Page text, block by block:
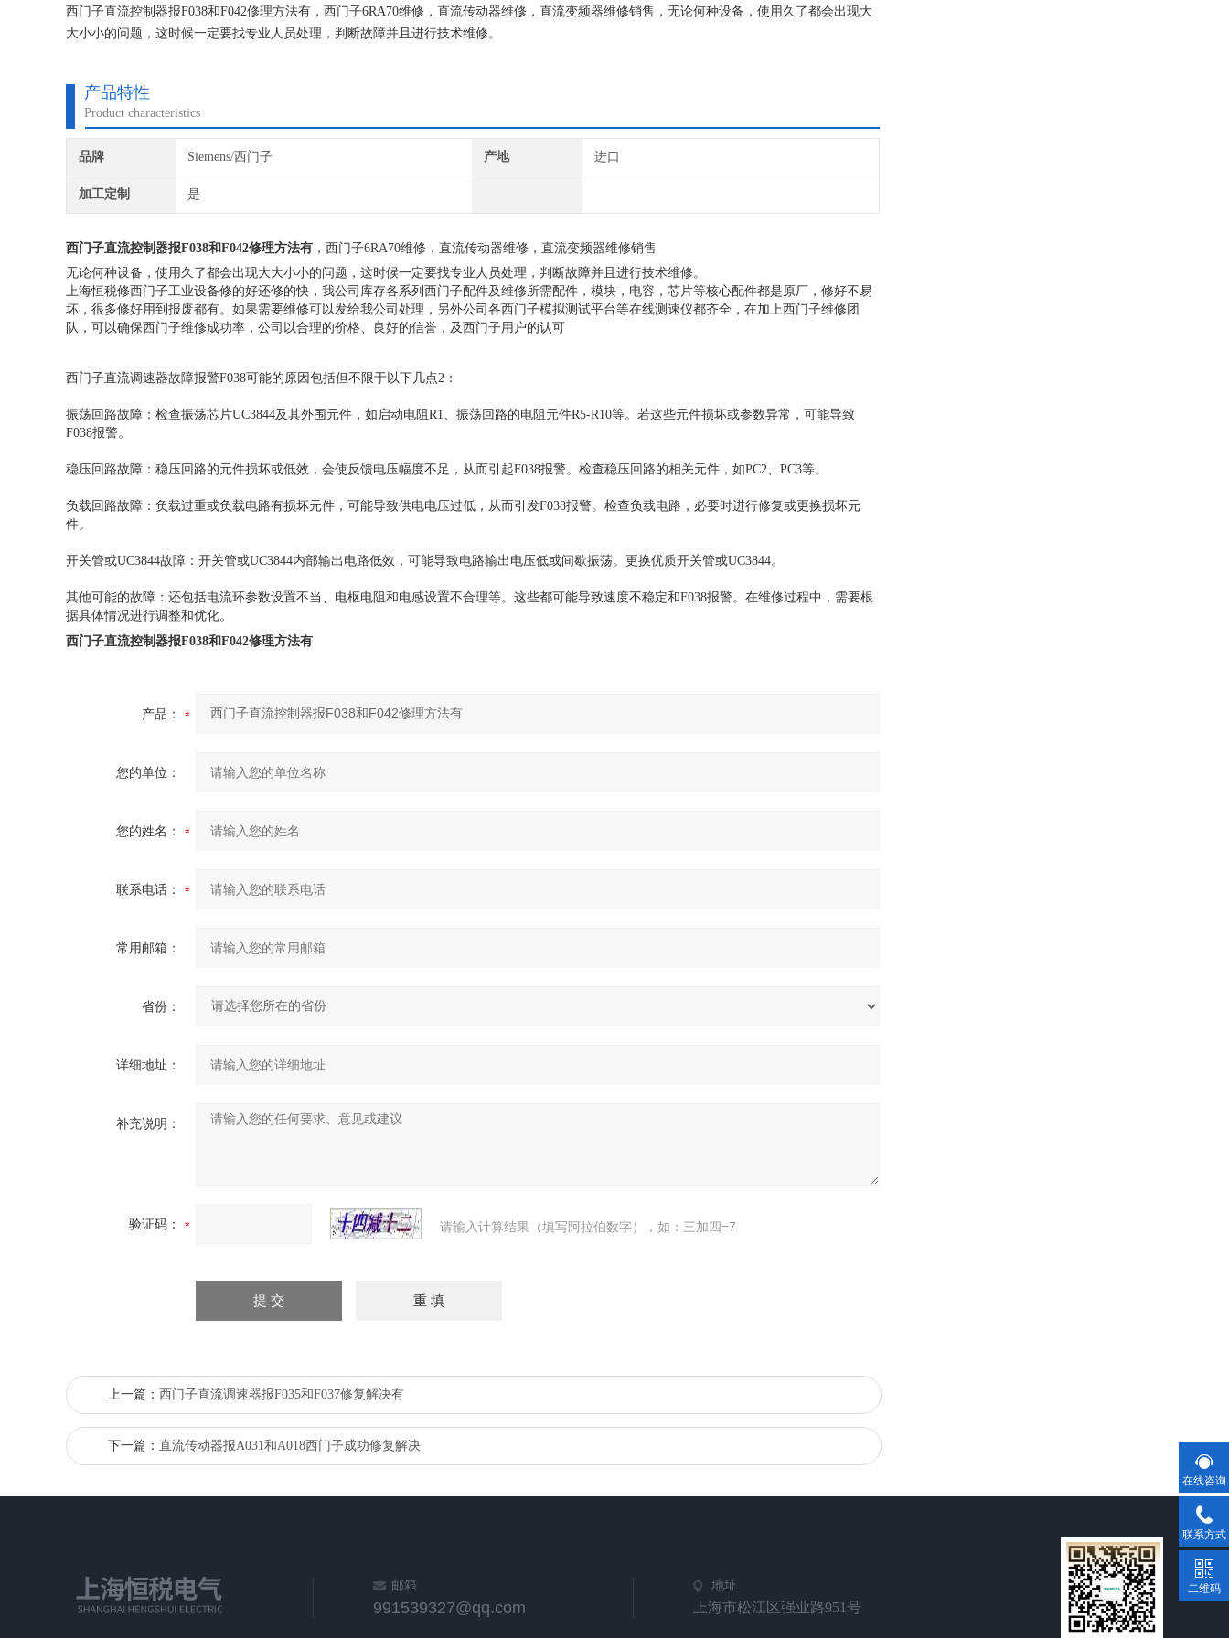
西门子直流控制器报F038和F042修理方法有，西门子6RA70维修，直流传动器维修，直流变频器维修销售，无论何种设备，使用久了都会出现大
大小小的问题，这时候一定要找专业人员处理，判断故障并且进行技术维修。
产品特性
Product characteristics
品牌 Siemens/西门子 产地 进口
加工定制 是
西门子直流控制器报F038和F042修理方法有 ，西门子6RA70维修，直流传动器维修，直流变频器维修销售
无论何种设备，使用久了都会出现大大小小的问题，这时候一定要找专业人员处理，判断故障并且进行技术维修。
上海恒税修西门子工业设备修的好还修的快，我公司库存各系列西门子配件及维修所需配件，模块，电容，芯片等核心配件都是原厂，修好不易
坏，很多修好用到报废都有。如果需要维修可以发给我公司处理，另外公司各西门子模拟测试平台等在线测速仪都齐全，在加上西门子维修团
队，可以确保西门子维修成功率，公司以合理的价格、良好的信誉，及西门子用户的认可
西门子直流调速器故障报警F038可能的原因包括但不限于以下几点2：
振荡回路故障：检查振荡芯片UC3844及其外围元件，如启动电阻R1、振荡回路的电阻元件R5-R10等。若这些元件损坏或参数异常，可能导致
F038报警。
稳压回路故障：稳压回路的元件损坏或低效，会使反馈电压幅度不足，从而引起F038报警。检查稳压回路的相关元件，如PC2、PC3等。
负载回路故障：负载过重或负载电路有损坏元件，可能导致供电电压过低，从而引发F038报警。检查负载电路，必要时进行修复或更换损坏元
件。
开关管或UC3844故障：开关管或UC3844内部输出电路低效，可能导致电路输出电压低或间歇振荡。更换优质开关管或UC3844。
其他可能的故障：还包括电流环参数设置不当、电枢电阻和电感设置不合理等。这些都可能导致速度不稳定和F038报警。在维修过程中，需要根
据具体情况进行调整和优化。
西门子直流控制器报F038和F042修理方法有
产品：
您的单位：
您的姓名：
联系电话：
常用邮箱：
省份：
详细地址：
补充说明：
验证码： 请输入计算结果（填写阿拉伯数字），如：三加四=7
上一篇： 西门子直流调速器报F035和F037修复解决有
下一篇： 直流传动器报A031和A018西门子成功修复解决
邮箱
991539327@qq.com
地址
上海市松江区强业路951号
在线咨询
联系方式
二维码